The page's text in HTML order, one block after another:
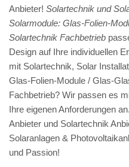
Anbieter! Solartechnik und
Solarmodule: Glas-Folien-
Solartechnik Fachbetrieb
Design auf Ihre individuellen
mit Solartechnik, Solar
Glas-Folien-Module / Glas-
Fachbetrieb? Wir passen es
Ihre eigenen Anforderungen
Anbieter und Solartechnik
Solaranlagen &
und Passion!